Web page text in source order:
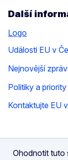
Další
Logo
Události EU v
Nejnovější
Politiky a
Kontaktujte EU
Ohodnotit tuto